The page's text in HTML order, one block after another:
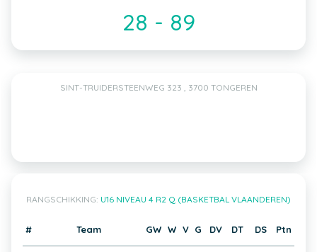
28 - 89
SINT-TRUIDERSTEENWEG 323 , 3700 TONGEREN
RANGSCHIKKING: U16 NIVEAU 4 R2 Q (BASKETBAL VLAANDEREN)
# Team GW W V G DV DT DS Ptn